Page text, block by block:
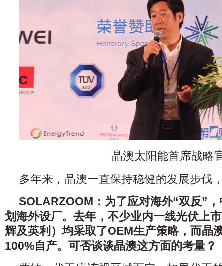
晶澳太阳能首席战略
多年来，晶澳一直保持稳健的发展步伐
SOLARZOOM：为了应对海外“双反”
划海外设厂。去年，不少业内一线光伏上
辉及英利）均采取了OEM生产策略，而晶
100%自产。可否谈谈晶澳这方面的考量？